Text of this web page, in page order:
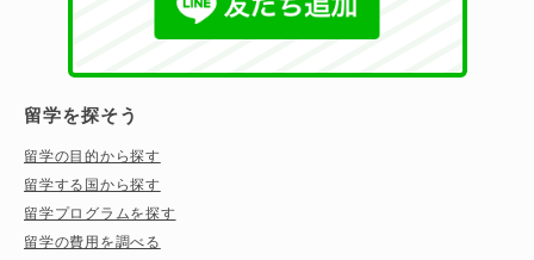
留学を探そう
留学の目的から探す
留学する国から探す
留学プログラムを探す
留学の費用を調べる